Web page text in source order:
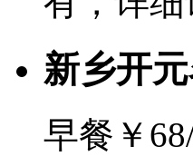
新乡开
早餐￥68/